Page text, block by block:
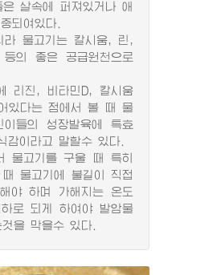
살속에 퍼져있거나 애
되여있다.
물고기는 칼시움, 린,
등의 좋은 공급원천으로
리진, 비타민D, 칼시움
있다는 점에서 볼 때 물
이들의 성장발육에 특효
감이라고 말할수 있다.
고기를 구울 때 특히
때 물고기에 불길이 직접
야 하며 가해지는 온도
로 되게 하여야 발암물
을 막을수 있다.